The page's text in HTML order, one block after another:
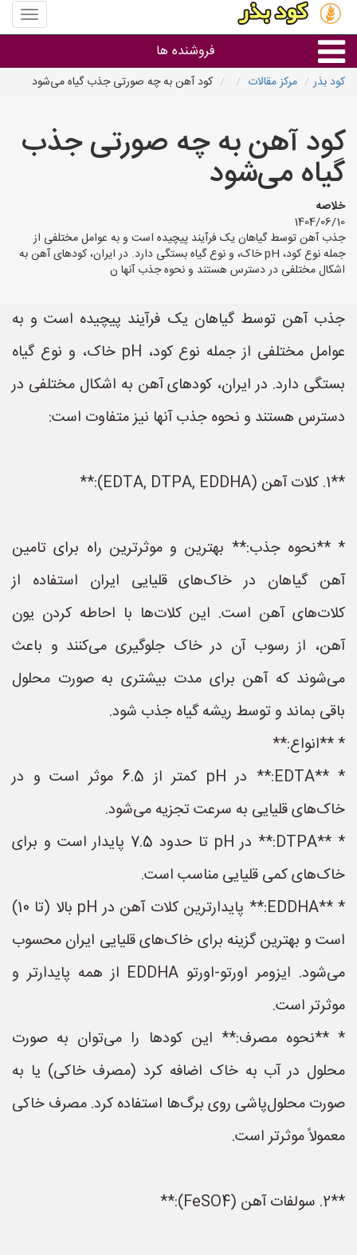
منوی
سایت
بذر
فروشنده ها
استان ها
کود بذر مرکز مقالات کود آهن به چه صورتی جذب گیاه می‌شود
کود آهن به چه صورتی جذب
گیاه می‌شود
خلاصه
1404/06/10
جذب آهن توسط گیاهان یک فرآیند پیچیده است و به عوامل مختلفی از
جمله نوع کود، pH خاک، و نوع گیاه بستگی دارد. در ایران، کودهای آهن به
اشکال مختلفی در دسترس هستند و نحوه جذب آنها ن
جذب آهن توسط گیاهان یک فرآیند پیچیده است و به
عوامل مختلفی از جمله نوع کود، pH خاک، و نوع گیاه
بستگی دارد. در ایران، کودهای آهن به اشکال مختلفی در
دسترس هستند و نحوه جذب آنها نیز متفاوت است:
**1. کلات آهن (EDTA, DTPA, EDDHA):**
* **نحوه جذب:** بهترین و موثرترین راه برای تامین
آهن گیاهان در خاک‌های قلیایی ایران استفاده از
کلات‌های آهن است. این کلات‌ها با احاطه کردن یون
آهن، از رسوب آن در خاک جلوگیری می‌کنند و باعث
می‌شوند که آهن برای مدت بیشتری به صورت محلول
باقی بماند و توسط ریشه گیاه جذب شود.
* **انواع:**
* **EDTA:** در pH کمتر از 6.5 موثر است و در
خاک‌های قلیایی به سرعت تجزیه می‌شود.
* **DTPA:** در pH تا حدود 7.5 پایدار است و برای
خاک‌های کمی قلیایی مناسب است.
* **EDDHA:** پایدارترین کلات آهن در pH بالا (تا 10)
است و بهترین گزینه برای خاک‌های قلیایی ایران محسوب
می‌شود. ایزومر اورتو-اورتو EDDHA از همه پایدارتر و
موثرتر است.
* **نحوه مصرف:** این کودها را می‌توان به صورت
محلول در آب به خاک اضافه کرد (مصرف خاکی) یا به
صورت محلول‌پاشی روی برگ‌ها استفاده کرد. مصرف خاکی
معمولاً موثرتر است.
**2. سولفات آهن (FeSO4):**